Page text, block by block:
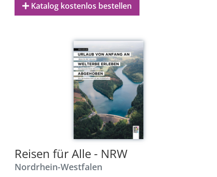
Katalog kostenlos bestellen
Reisen für Alle - NRW
Nordrhein-Westfalen